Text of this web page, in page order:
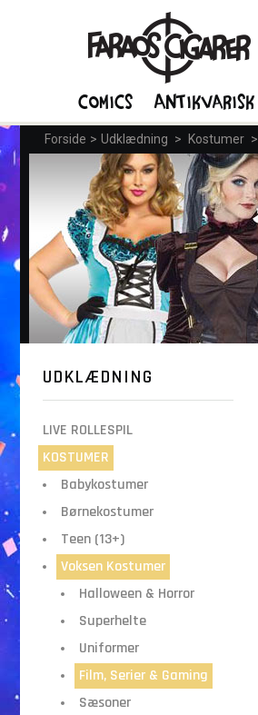
Forside > Udklædning > Kostumer >
UDKLÆDNING
LIVE ROLLESPIL
KOSTUMER
Babykostumer
Børnekostumer
Teen (13+)
Voksen Kostumer
Halloween & Horror
Superhelte
Uniformer
Film, Serier & Gaming
Sæsoner
Comics Antikvarisk